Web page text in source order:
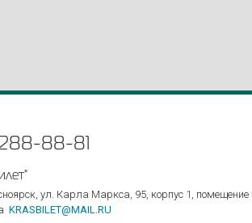
88-81
ул. Карла Маркса, 95, корпус 1, помещение
KRASBILET@MAIL.RU